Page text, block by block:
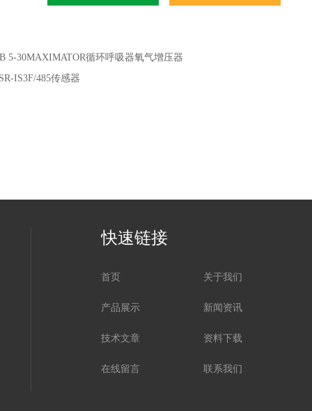
5-30MAXIMATOR循环呼吸器氧气增压器
IS3F/485传感器
快速链接
首页 关于我们
产品展示 新闻资讯
技术文章 资料下载
在线留言 联系我们